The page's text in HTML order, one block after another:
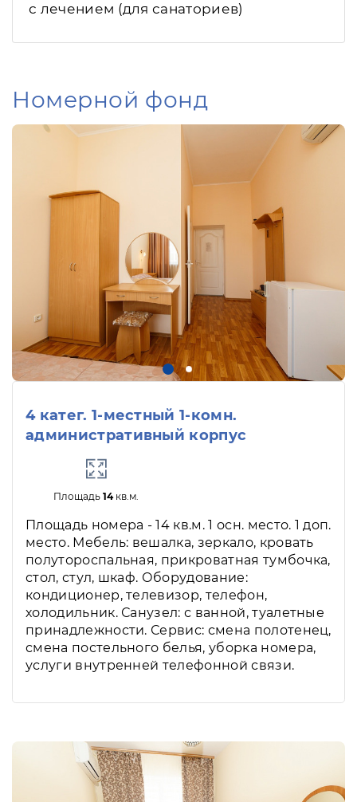
с лечением (для санаториев)
Номерной фонд
4 катег. 1-местный 1-комн.
административный корпус
Площадь14кв.м.
Площадь номера - 14 кв.м. 1 осн. место. 1 доп.
место. Мебель: вешалка, зеркало, кровать
полутороспальная, прикроватная тумбочка,
стол, стул, шкаф. Оборудование:
кондиционер, телевизор, телефон,
холодильник. Санузел: с ванной, туалетные
принадлежности. Сервис: смена полотенец,
смена постельного белья, уборка номера,
услуги внутренней телефонной связи.